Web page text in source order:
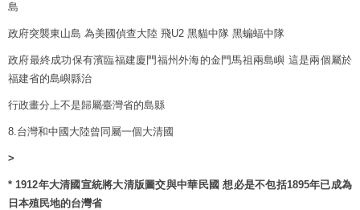
島
政府突襲東山島 為美國偵查大陸 飛U2 黑貓中隊 黑蝙蝠中隊
政府最終成功保有濱臨福建廈門福州外海的金門馬祖兩島嶼 這是兩個屬於
福建省的島嶼縣治
行政畫分上不是歸屬臺灣省的島縣
8.台灣和中國大陸曾同屬一個大清國
>
* 1912年大清國宣統將大清版圖交與中華民國 想必是不包括1895年已成為
日本殖民地的台灣省